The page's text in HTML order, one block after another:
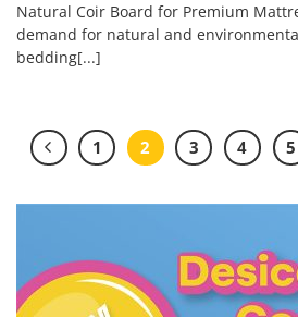
Natural Coir Board for Premium
demand for natural and
bedding[...]
1 2 3 4 5